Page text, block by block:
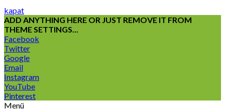
kapat
ADD ANYTHING HERE OR JUST REMOVE IT FROM
THEME SETTINGS...
Facebook
Twitter
Google
Email
Instagram
YouTube
Pinterest
Menü